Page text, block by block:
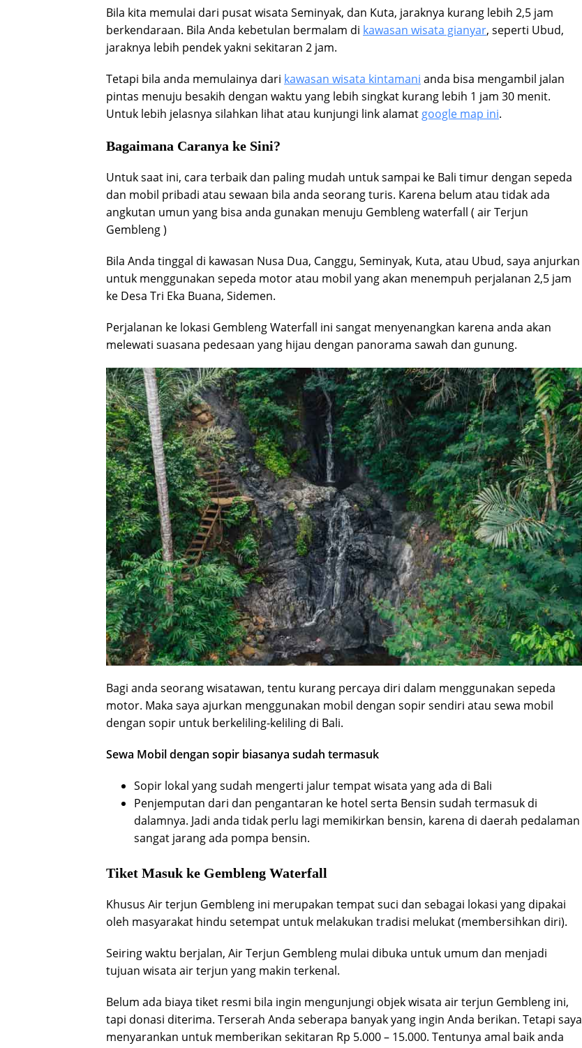
Bila kita memulai dari pusat wisata Seminyak, dan Kuta, jaraknya kurang lebih 2,5 jam
berkendaraan. Bila Anda kebetulan bermalam di kawasan wisata gianyar, seperti Ubud,
jaraknya lebih pendek yakni sekitaran 2 jam.
Tetapi bila anda memulainya dari kawasan wisata kintamani anda bisa mengambil jalan
pintas menuju besakih dengan waktu yang lebih singkat kurang lebih 1 jam 30 menit.
Untuk lebih jelasnya silahkan lihat atau kunjungi link alamat google map ini.
Bagaimana Caranya ke Sini?
Untuk saat ini, cara terbaik dan paling mudah untuk sampai ke Bali timur dengan sepeda
dan mobil pribadi atau sewaan bila anda seorang turis. Karena belum atau tidak ada
angkutan umun yang bisa anda gunakan menuju Gembleng waterfall ( air Terjun
Gembleng )
Bila Anda tinggal di kawasan Nusa Dua, Canggu, Seminyak, Kuta, atau Ubud, saya anjurkan
untuk menggunakan sepeda motor atau mobil yang akan menempuh perjalanan 2,5 jam
ke Desa Tri Eka Buana, Sidemen.
Perjalanan ke lokasi Gembleng Waterfall ini sangat menyenangkan karena anda akan
melewati suasana pedesaan yang hijau dengan panorama sawah dan gunung.
Bagi anda seorang wisatawan, tentu kurang percaya diri dalam menggunakan sepeda
motor. Maka saya ajurkan menggunakan mobil dengan sopir sendiri atau sewa mobil
dengan sopir untuk berkeliling-keliling di Bali.
Sewa Mobil dengan sopir biasanya sudah termasuk
Sopir lokal yang sudah mengerti jalur tempat wisata yang ada di Bali
Penjemputan dari dan pengantaran ke hotel serta Bensin sudah termasuk di
dalamnya. Jadi anda tidak perlu lagi memikirkan bensin, karena di daerah pedalaman
sangat jarang ada pompa bensin.
Tiket Masuk ke Gembleng Waterfall
Khusus Air terjun Gembleng ini merupakan tempat suci dan sebagai lokasi yang dipakai
oleh masyarakat hindu setempat untuk melakukan tradisi melukat (membersihkan diri).
Seiring waktu berjalan, Air Terjun Gembleng mulai dibuka untuk umum dan menjadi
tujuan wisata air terjun yang makin terkenal.
Belum ada biaya tiket resmi bila ingin mengunjungi objek wisata air terjun Gembleng ini,
tapi donasi diterima. Terserah Anda seberapa banyak yang ingin Anda berikan. Tetapi saya
menyarankan untuk memberikan sekitaran Rp 5.000 – 15.000. Tentunya amal baik anda